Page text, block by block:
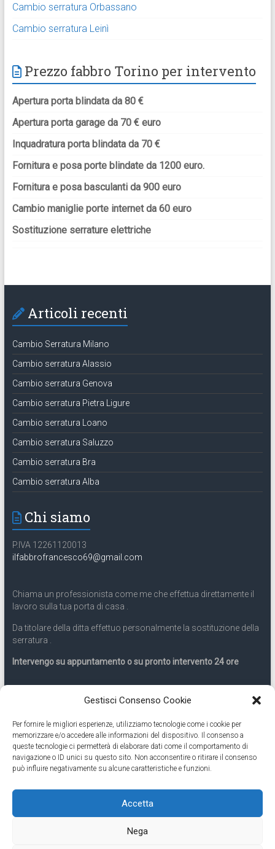
Gestisci Consenso Cookie
Per fornire le migliori esperienze, utilizziamo tecnologie come i cookie per
memorizzare e/o accedere alle informazioni del dispositivo. Il consenso a
queste tecnologie ci permetterà di elaborare dati come il comportamento di
navigazione o ID unici su questo sito. Non acconsentire o ritirare il consenso
può influire negativamente su alcune caratteristiche e funzioni.
Accetta
Nega
Cambio serratura Orbassano
Cambio serratura Leinì
Prezzo fabbro Torino per intervento
Apertura porta blindata da 80 €
Apertura porta garage da 70 € euro
Inquadratura porta blindata da 70 €
Fornitura e posa porte blindate da 1200 euro.
Fornitura e posa basculanti da 900 euro
Cambio maniglie porte internet da 60 euro
Sostituzione serrature elettriche
Articoli recenti
Cambio Serratura Milano
Cambio serratura Alassio
Cambio serratura Genova
Cambio serratura Pietra Ligure
Cambio serratura Loano
Cambio serratura Saluzzo
Cambio serratura Bra
Cambio serratura Alba
Chi siamo
P.IVA 12261120013
ilfabbrofrancesco69@gmail.com
Chiama un professionista come me che effettua direttamente il
lavoro sulla tua porta di casa .
Da titolare della ditta effettuo personalmente la sostituzione della
serratura .
Intervengo su appuntamento o su pronto intervento 24 ore
Servizio 24 ore
Cell331.9899963
Eseguiamo anche lavori di apertura porte pronto intervento 24
ore
by ThemeGrill. Powered by